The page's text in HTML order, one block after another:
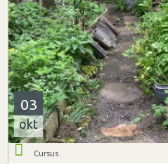
03
okt
Cursus